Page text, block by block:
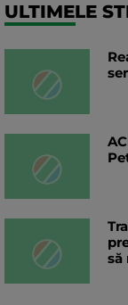
ULTIMELE
să